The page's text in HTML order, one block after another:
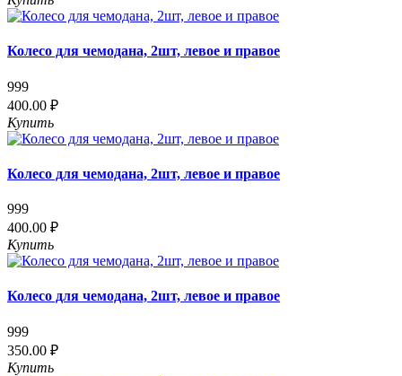
Колесо для чемодана, 2шт, левое и правое
999
400.00 ₽
Купить
Колесо для чемодана, 2шт, левое и правое
999
400.00 ₽
Купить
Колесо для чемодана, 2шт, левое и правое
999
350.00 ₽
Купить